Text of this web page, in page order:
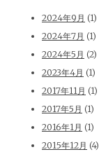
2024年9月 (1)
2024年7月 (1)
2024年5月 (2)
2023年4月 (1)
2017年11月 (1)
2017年5月 (1)
2016年1月 (1)
2015年12月 (4)